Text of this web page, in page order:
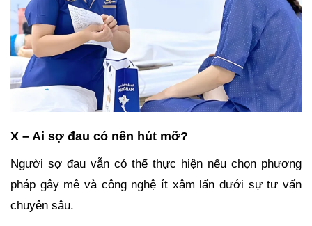
X – Ai sợ đau có nên hút mỡ?
Người sợ đau vẫn có thể thực hiện nếu chọn phương
pháp gây mê và công nghệ ít xâm lấn dưới sự tư vấn
chuyên sâu.